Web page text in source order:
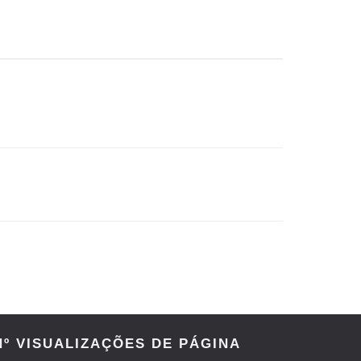
título histórico a Michael Hayes
Heavyweight Championship
Championship
VISUALIZAÇÕES DE PÁGINA